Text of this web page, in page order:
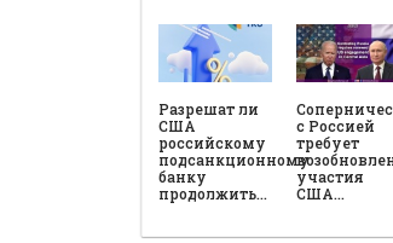
Разрешат ли
США
российскому
подсанкционному
банку
продолжить…
с Россией
требует
участия
США…